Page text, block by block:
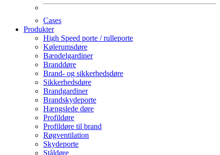
Cases
Produkter
High Speed porte / rulleporte
Kølerumsdøre
Bændelgardiner
Branddøre
Brand- og sikkerhedsdøre
Sikkerhedsdøre
Brandgardiner
Brandskydeporte
Hængslede døre
Profildøre
Profildøre til brand
Røgventilation
Skydeporte
Ståldøre